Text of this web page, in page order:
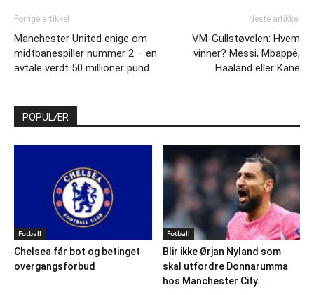
Forrige artikkel
Manchester United enige om
midtbanespiller nummer 2 – en
avtale verdt 50 millioner pund
Neste artikkel
VM-Gullstøvelen: Hvem
vinner? Messi, Mbappé,
Haaland eller Kane
POPULÆR
Fotball
Chelsea får bot og betinget
overgangsforbud
Fotball
Blir ikke Ørjan Nyland som
skal utfordre Donnarumma
hos Manchester City...